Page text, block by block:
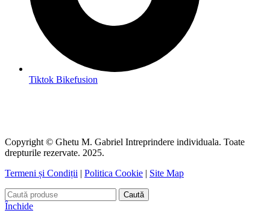
Tiktok Bikefusion
Copyright © Ghetu M. Gabriel Intreprindere individuala. Toate
drepturile rezervate. 2025.
Termeni și Condiții | Politica Cookie | Site Map
Caută
Închide